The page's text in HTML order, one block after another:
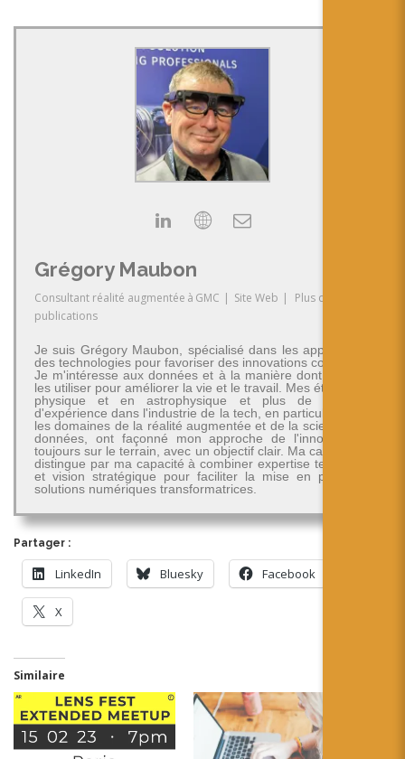
Grégory Maubon
Consultant réalité augmentée à GMC | Site Web |
Plus de
publications
Je suis Grégory Maubon, spécialisé dans les applications
des technologies pour favoriser des innovations concrètes.
Je m'intéresse aux données et à la manière dont on peut
les utiliser pour améliorer la vie et le travail. Mes études en
physique et en astrophysique et plus de 30 ans
d'expérience dans l'industrie de la tech, en particulier dans
les domaines de la réalité augmentée et de la science des
données, ont façonné mon approche de l'innovation -
toujours sur le terrain, avec un objectif clair. Ma carrière se
distingue par ma capacité à combiner expertise technique
et vision stratégique pour faciliter la mise en place de
solutions numériques transformatrices.
Partager :
LinkedIn Bluesky Facebook
X
Similaire